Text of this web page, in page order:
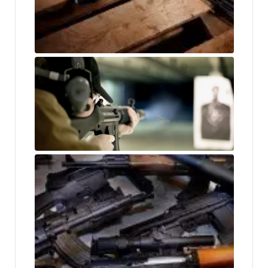
widely distributed throughout the world. It is the most
common handgun in the Czech Republic.
Tanfoglio-Combat
Показать больше
The Tanfoglio Combat or Standard, also known as
T(A)95 or EAA Witness Steel, is a modified clone of
the Czech CZ-75/CZ-85 pistol. It is made in Gardone
Val Trompia near Brescia, Italy by Fratelli Tanfoglio
S.N.C. The Tanfoglio Combat/Standard was
introduced in 1997. The pistols are imported into the
United States by European American Armory Inc.
(EAA) and called the "Witness Steel".